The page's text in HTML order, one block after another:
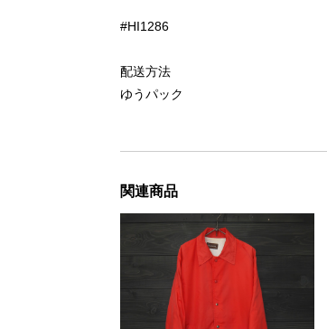
#HI1286
配送方法
ゆうパック
関連商品